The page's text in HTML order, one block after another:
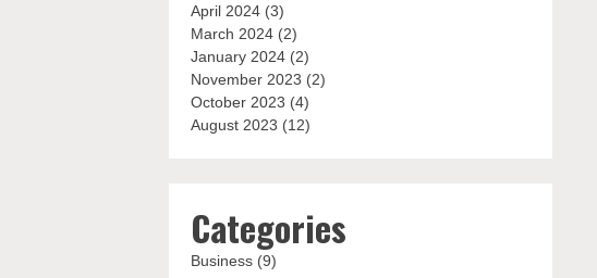
April 2024(3)
March 2024(2)
January 2024(2)
November 2023 (2)
October 2023 (4)
August 2023 (12)
Categories
Business(9)